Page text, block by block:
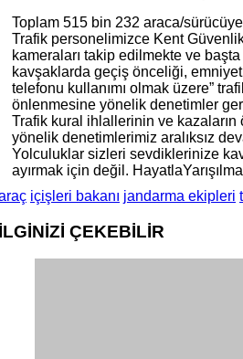
Toplam 515 bin 232 araca/sürücüye
Trafik personelimizce Kent
kameraları takip edilmekte ve başta
kavşaklarda geçiş önceliği,
telefonu kullanımı olmak üzere”
önlenmesine yönelik denetimler
Trafik kural ihlallerinin ve
yönelik denetimlerimiz aralıksız
Yolculuklar sizleri sevdiklerinize
ayırmak için değil.
içişleri bakanı jandarma ekipleri
ÇEKEBİLİR